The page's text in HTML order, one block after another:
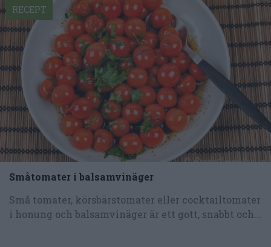
Småtomater i balsamvinäger
Små tomater, körsbärstomater eller cocktailtomater
i honung och balsamvinäger är ett gott, snabbt och...
RECEPT